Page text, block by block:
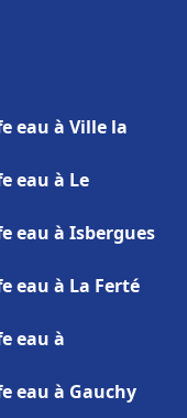
eau à Ville la
eau à Le
eau à Isbergues
eau à La Ferté
eau à
eau à Gauchy